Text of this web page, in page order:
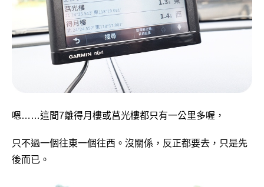
嗯……這間7離得月樓或莒光樓都只有一公里多喔，
只不過一個往東一個往西。沒關係，反正都要去，只是先
後而已。